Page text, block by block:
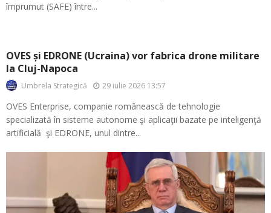
împrumut (SAFE) între...
OVES și EDRONE (Ucraina) vor fabrica drone militare
la Cluj-Napoca
Umbrela Strategică 29 iulie 2026 13:57
OVES Enterprise, companie românească de tehnologie
specializată în sisteme autonome şi aplicaţii bazate pe inteligenţă
artificială şi EDRONE, unul dintre...